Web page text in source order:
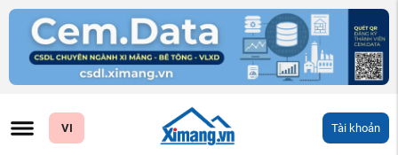
VI Tài khoản